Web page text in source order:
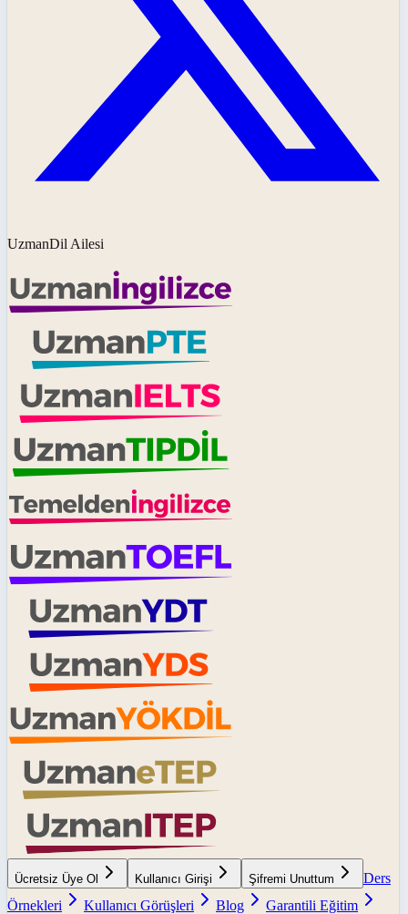
UzmanDil Ailesi
Ücretsiz Üye Ol Kullanıcı Girişi Şifremi Unuttum
Ders
Örnekleri
Kullanıcı Görüşleri Blog
Garantili Eğitim